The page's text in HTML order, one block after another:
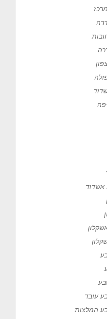
אשדוד
עובד
המלצות